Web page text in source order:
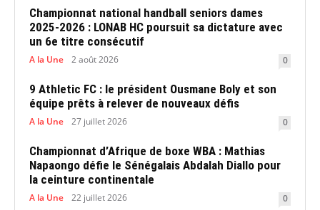
Championnat national handball seniors dames
2025-2026 : LONAB HC poursuit sa dictature avec
un 6e titre consécutif
A la Une 2 août 2026 0
9 Athletic FC : le président Ousmane Boly et son
équipe prêts à relever de nouveaux défis
A la Une 27 juillet 2026 0
Championnat d’Afrique de boxe WBA : Mathias
Napaongo défie le Sénégalais Abdalah Diallo pour
la ceinture continentale
A la Une 22 juillet 2026 0